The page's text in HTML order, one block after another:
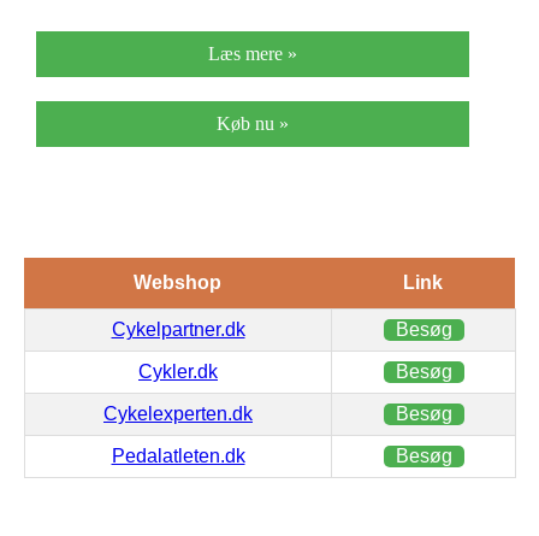
Læs mere »
Køb nu »
Webshop Link
Cykelpartner.dk Besøg
Cykler.dk Besøg
Cykelexperten.dk Besøg
Pedalatleten.dk Besøg